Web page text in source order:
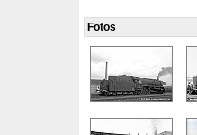
Fotos